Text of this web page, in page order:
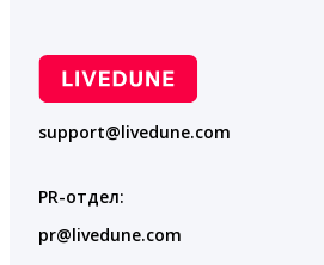
support@livedune.com
PR-отдел:
pr@livedune.com